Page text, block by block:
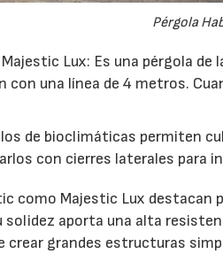
Pérgola
Lux: Es una pérgola
con una línea de 4 metros.
de bioclimáticas permiten
con cierres laterales para
como Majestic Lux destacan
solidez aporta una alta
crear grandes estructuras